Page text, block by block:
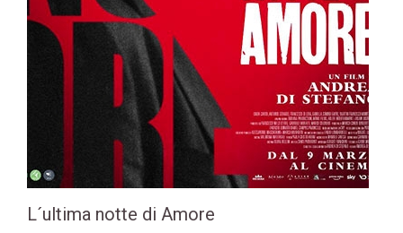
L´ultima notte di Amore